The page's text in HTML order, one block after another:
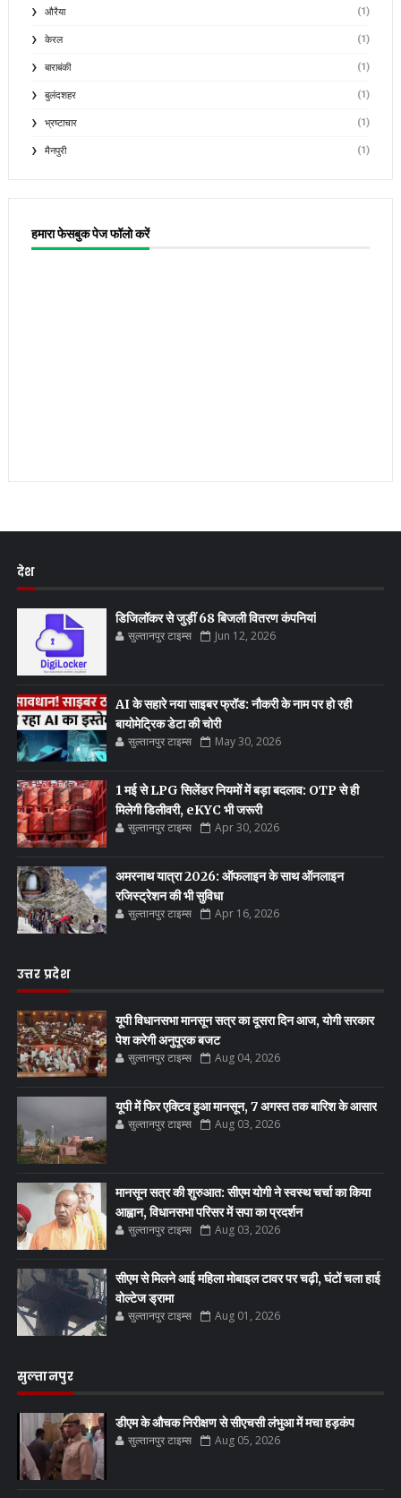
औरैया (1)
केरल (1)
बाराबंकी (1)
बुलंदशहर (1)
भ्रष्टाचार (1)
मैनपुरी (1)
हमारा फेसबुक पेज फॉलो करें
देश
डिजिलॉकर से जुड़ीं 68 बिजली वितरण कंपनियां
सुल्तानपुर टाइम्स Jun 12, 2026
AI के सहारे नया साइबर फ्रॉड: नौकरी के नाम पर हो रही
बायोमेट्रिक डेटा की चोरी
सुल्तानपुर टाइम्स May 30, 2026
1 मई से LPG सिलेंडर नियमों में बड़ा बदलाव: OTP से ही
मिलेगी डिलीवरी, eKYC भी जरूरी
सुल्तानपुर टाइम्स Apr 30, 2026
अमरनाथ यात्रा 2026: ऑफलाइन के साथ ऑनलाइन
रजिस्ट्रेशन की भी सुविधा
सुल्तानपुर टाइम्स Apr 16, 2026
उत्तर प्रदेश
यूपी विधानसभा मानसून सत्र का दूसरा दिन आज, योगी सरकार
पेश करेगी अनुपूरक बजट
सुल्तानपुर टाइम्स Aug 04, 2026
यूपी में फिर एक्टिव हुआ मानसून, 7 अगस्त तक बारिश के आसार
सुल्तानपुर टाइम्स Aug 03, 2026
मानसून सत्र की शुरुआत: सीएम योगी ने स्वस्थ चर्चा का किया
आह्वान, विधानसभा परिसर में सपा का प्रदर्शन
सुल्तानपुर टाइम्स Aug 03, 2026
सीएम से मिलने आई महिला मोबाइल टावर पर चढ़ी, घंटों चला हाई
वोल्टेज ड्रामा
सुल्तानपुर टाइम्स Aug 01, 2026
सुल्तानपुर
डीएम के औचक निरीक्षण से सीएचसी लंभुआ में मचा हड़कंप
सुल्तानपुर टाइम्स Aug 05, 2026